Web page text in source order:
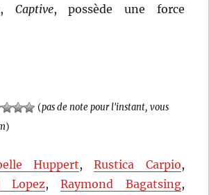
Captive, possède une force
(pas de note pour l'instant, vous
)
Huppert,Rustica Carpio,
Lopez,Raymond Bagatsing,